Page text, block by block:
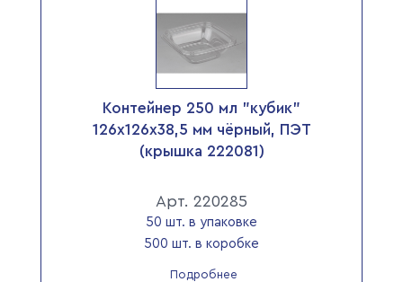
Контейнер 250 мл "кубик"
126х126х38,5 мм чёрный, ПЭТ
(крышка 222081)
Арт. 220285
50 шт. в упаковке
500 шт. в коробке
Подробнее